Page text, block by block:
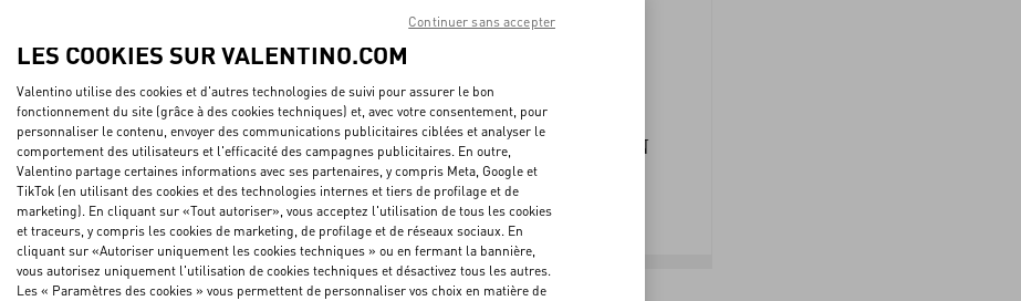
SUIVEZ
VOTRE
COMMANDE
DEMANDER
UN
RETOUR/
ÉCHANGE
SUIVI DE
LIVRAISON
LES COOKIES SUR VALENTINO.COM
Valentino utilise des cookies et d'autres technologies de suivi pour assurer le bon
fonctionnement du site (grâce à des cookies techniques) et, avec votre consentement, pour
personnaliser le contenu, envoyer des communications publicitaires ciblées et analyser le
comportement des utilisateurs et l'efficacité des campagnes publicitaires. En outre,
Valentino partage certaines informations avec ses partenaires, y compris Meta, Google et
TikTok (en utilisant des cookies et des technologies internes et tiers de profilage et de
marketing). En cliquant sur «Tout autoriser», vous acceptez l'utilisation de tous les cookies
et traceurs, y compris les cookies de marketing, de profilage et de réseaux sociaux. En
cliquant sur «Autoriser uniquement les cookies techniques » ou en fermant la bannière,
vous autorisez uniquement l'utilisation de cookies techniques et désactivez tous les autres.
Les « Paramètres des cookies » vous permettent de personnaliser vos choix en matière de
Continuer sans accepter